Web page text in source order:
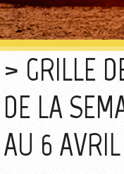
GRILLE
DE LA
AU 6